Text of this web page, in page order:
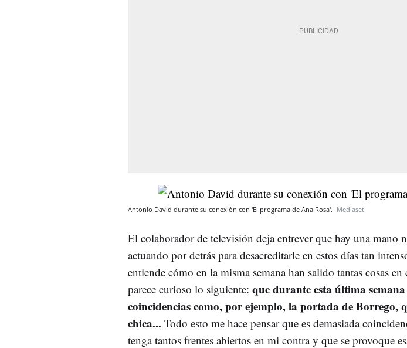
Antonio David durante su conexión con 'El programa de Ana Rosa'. Mediaset
El colaborador de televisión deja entrever que hay una mano
actuando por detrás para desacreditarle en estos días tan
entiende cómo en la misma semana han salido tantas cosas
parece curioso lo siguiente: que durante esta última
coincidencias como, por ejemplo, la portada de Borrego,
chica... Todo esto me hace pensar que es demasiada
tenga tantos frentes abiertos en mi contra y que se provoque